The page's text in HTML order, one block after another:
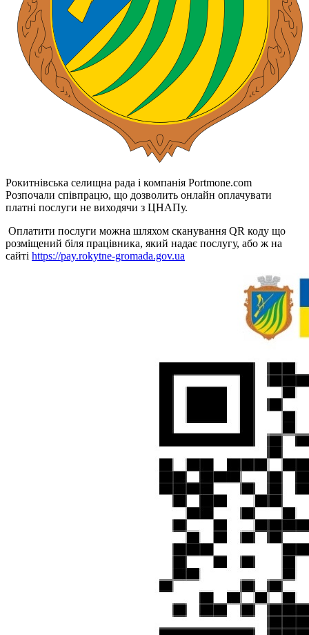
Рокитнівська селищна рада і компанія Portmone.com
Розпочали співпрацю, що дозволить онлайн оплачувати
платні послуги не виходячи з ЦНАПу.
Оплатити послуги можна шляхом сканування QR коду що
розміщений біля працівника, який надає послугу, або ж на
сайті https://pay.rokytne-gromada.gov.ua